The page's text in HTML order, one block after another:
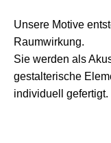
Unsere Motive
Raumwirkung.
Sie werden als
gestalterische
individuell gefertigt.